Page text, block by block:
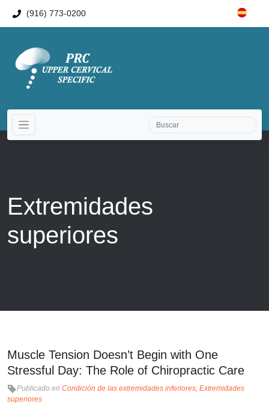
(916) 773-0200
Extremidades
superiores
Muscle Tension Doesn’t Begin with One
Stressful Day: The Role of Chiropractic Care
Publicado en Condición de las extremidades inferiores Extremidades
superiores